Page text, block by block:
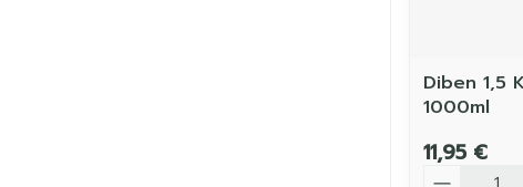
Diben 1,5
1000ml
11,95 €
Quantité